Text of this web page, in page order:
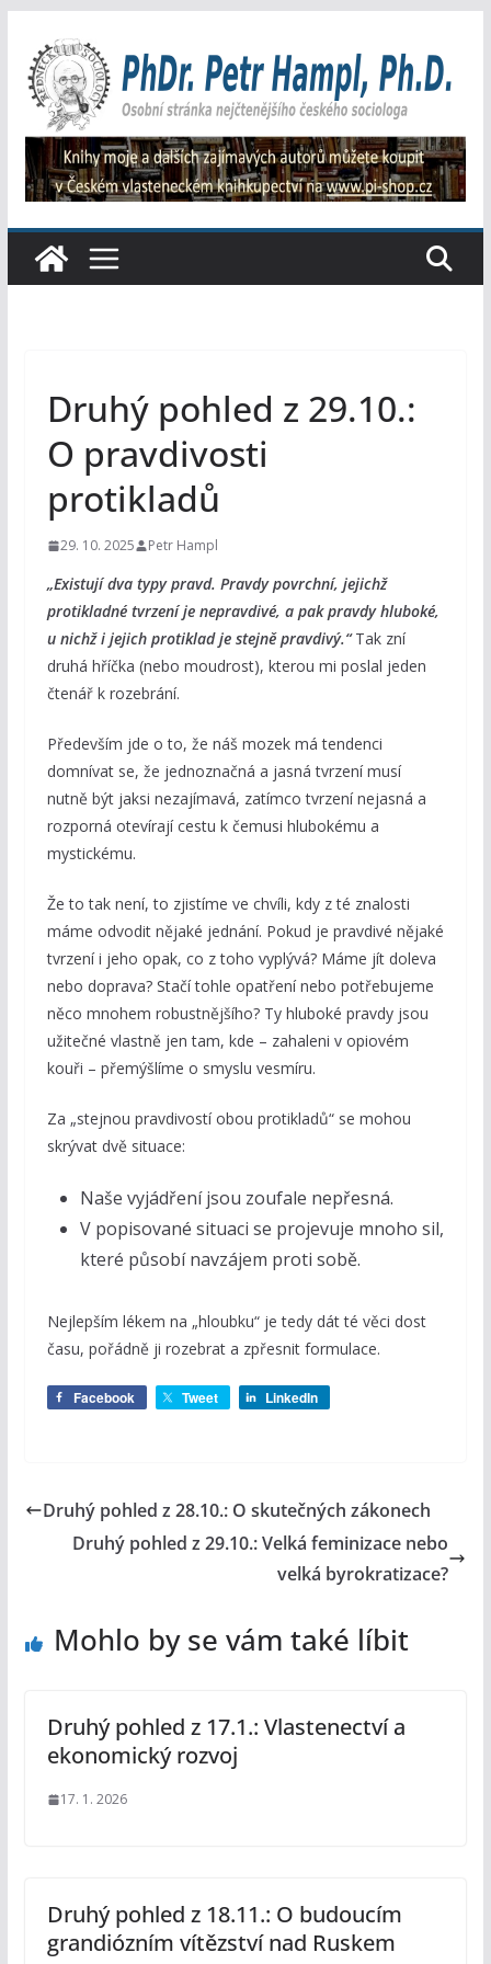
obsah
Druhý pohled z 29.10.:
O pravdivosti
protikladů
29. 10. 2025 Petr Hampl
„Existují dva typy pravd. Pravdy povrchní, jejichž
protikladné tvrzení je nepravdivé, a pak pravdy hluboké,
u nichž i jejich protiklad je stejně pravdivý.“Tak zní
druhá hříčka (nebo moudrost), kterou mi poslal jeden
čtenář k rozebrání.
Především jde o to, že náš mozek má tendenci
domnívat se, že jednoznačná a jasná tvrzení musí
nutně být jaksi nezajímavá, zatímco tvrzení nejasná a
rozporná otevírají cestu k čemusi hlubokému a
mystickému.
Že to tak není, to zjistíme ve chvíli, kdy z té znalosti
máme odvodit nějaké jednání. Pokud je pravdivé nějaké
tvrzení i jeho opak, co z toho vyplývá? Máme jít doleva
nebo doprava? Stačí tohle opatření nebo potřebujeme
něco mnohem robustnějšího? Ty hluboké pravdy jsou
užitečné vlastně jen tam, kde – zahaleni v opiovém
kouři – přemýšlíme o smyslu vesmíru.
Za „stejnou pravdivostí obou protikladů“ se mohou
skrývat dvě situace:
Naše vyjádření jsou zoufale nepřesná.
V popisované situaci se projevuje mnoho sil,
které působí navzájem proti sobě.
Nejlepším lékem na „hloubku“ je tedy dát té věci dost
času, pořádně ji rozebrat a zpřesnit formulace.
Facebook Tweet LinkedIn
Druhý pohled z 28.10.: O skutečných zákonech
Druhý pohled z 29.10.: Velká feminizace nebo
velká byrokratizace?
Mohlo by se vám také líbit
Druhý pohled z 17.1.: Vlastenectví a
ekonomický rozvoj
17. 1. 2026
Druhý pohled z 18.11.: O budoucím
grandiózním vítězství nad Ruskem